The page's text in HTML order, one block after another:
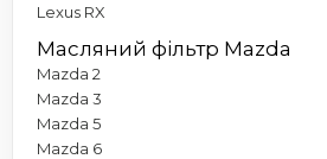
Lexus RX
Масляний фільтр Mazda
Mazda 2
Mazda 3
Mazda 5
Mazda 6